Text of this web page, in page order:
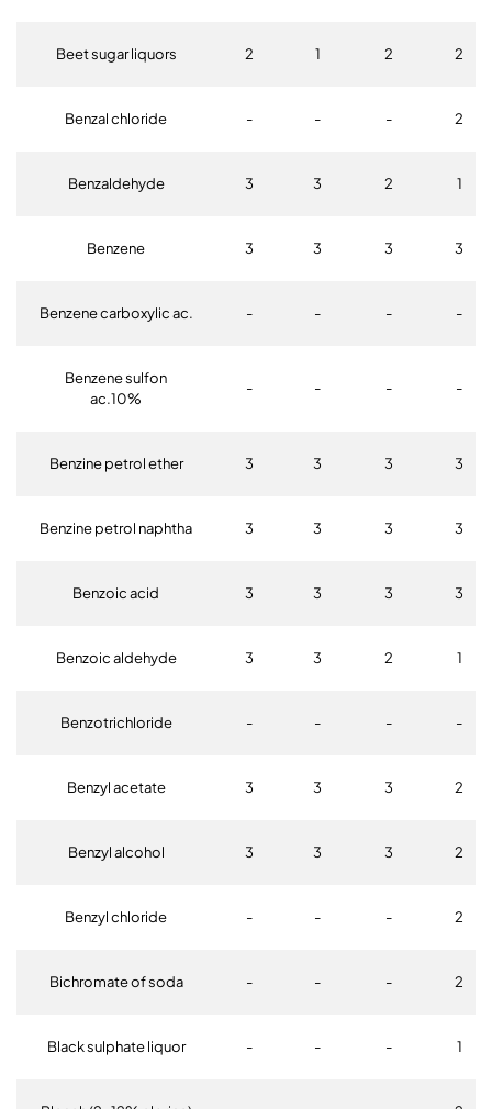
Beet sugar liquors 2 1 2 2
Benzal chloride - - - 2
Benzaldehyde 3 3 2 1
Benzene 3 3 3 3
Benzene carboxylic ac. - - - -
Benzene sulfon
ac.10%
- - - -
Benzine petrol ether 3 3 3 3
Benzine petrol naphtha 3 3 3 3
Benzoic acid 3 3 3 3
Benzoic aldehyde 3 3 2 1
Benzotrichloride - - - -
Benzyl acetate 3 3 3 2
Benzyl alcohol 3 3 3 2
Benzyl chloride - - - 2
Bichromate of soda - - - 2
Black sulphate liquor - - - 1